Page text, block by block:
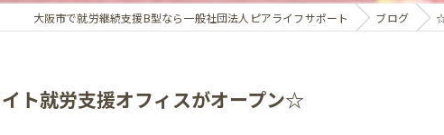
大阪市で就労継続支援B型なら一般社団法人ピアライフサポート ブログ
ト就労支援オフィスがオープン☆